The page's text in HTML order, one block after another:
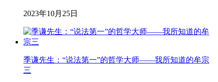
2023年10月25日
季谦先生：“说法第一”的哲学大师——我所知道的牟宗
三